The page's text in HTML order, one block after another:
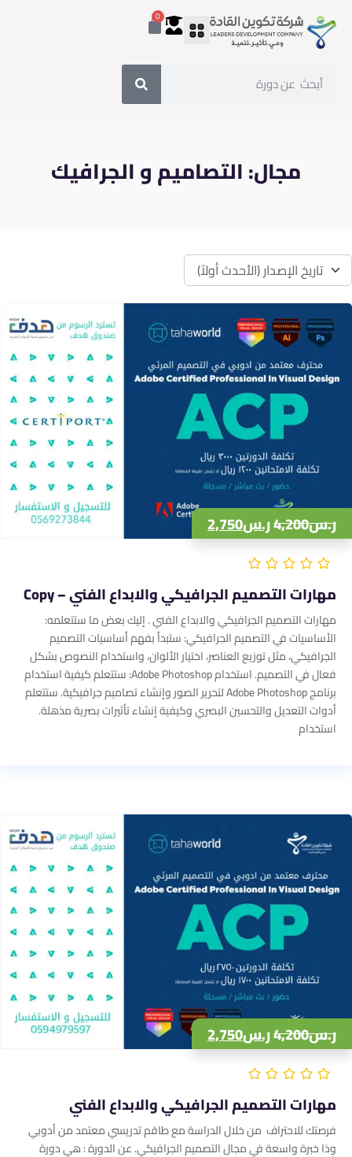
0
مجال:التصاميم و الجرافيك
تاريخ الإصدار (الأحدث أولاً)
ر.س4,200ر.س2,750
مهارات التصميم الجرافيكي والابداع الفني – Copy
مهارات التصميم الجرافيكي والابداع الفني . إليك بعض ما ستتعلمه:
الأساسيات في التصميم الجرافيكي: ستبدأ بفهم أساسيات التصميم
الجرافيكي، مثل توزيع العناصر، اختيار الألوان، واستخدام النصوص بشكل
فعال في التصميم. استخدام Adobe Photoshop: ستتعلم كيفية استخدام
برنامج Adobe Photoshop لتحرير الصور وإنشاء تصاميم جرافيكية. ستتعلم
أدوات التعديل والتحسين البصري وكيفية إنشاء تأثيرات بصرية مذهلة.
استخدام
ر.س4,200ر.س2,750
مهارات التصميم الجرافيكي والابداع الفني
فرصتك للاحتراف من خلال الدراسة مع طاقم تدريسي معتمد من أدوبي
وِذا خبرة واسعة في مجال التصميم الجرافيكي. عن الدورة : هي دورة